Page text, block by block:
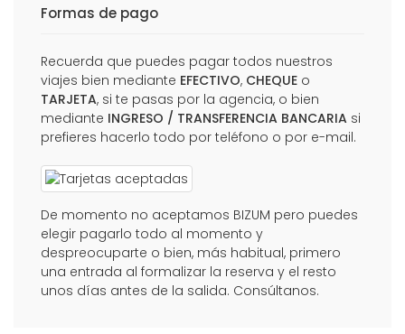
Formas de pago
Recuerda que puedes pagar todos nuestros
viajes bien mediante EFECTIVO, CHEQUE o
TARJETA, si te pasas por la agencia, o bien
mediante INGRESO / TRANSFERENCIA BANCARIA si
prefieres hacerlo todo por teléfono o por e-mail.
De momento no aceptamos BIZUM pero puedes
elegir pagarlo todo al momento y
despreocuparte o bien, más habitual, primero
una entrada al formalizar la reserva y el resto
unos días antes de la salida. Consúltanos.